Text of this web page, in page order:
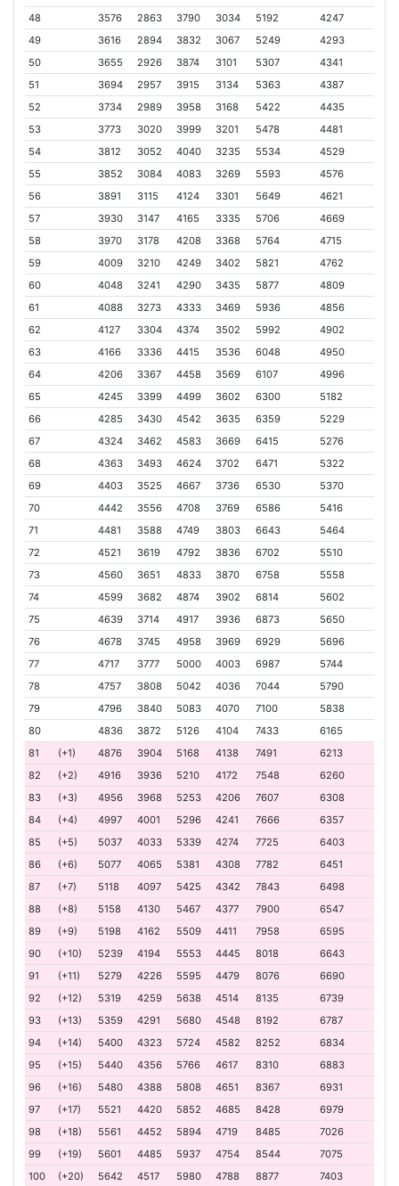
48
3576 2863 3790 3034 5192
4247
49
3616 2894 3832 3067 5249
4293
50
3655 2926 3874 3101 5307
4341
51
3694 2957 3915 3134 5363
4387
52
3734 2989 3958 3168 5422
4435
53
3773 3020 3999 3201 5478
4481
54
3812 3052 4040 3235 5534
4529
55
3852 3084 4083 3269 5593
4576
56
3891 3115 4124 3301 5649
4621
57
3930 3147 4165 3335 5706
4669
58
3970 3178 4208 3368 5764
4715
59
4009 3210 4249 3402 5821
4762
60
4048 3241 4290 3435 5877
4809
61
4088 3273 4333 3469 5936
4856
62
4127 3304 4374 3502 5992
4902
63
4166 3336 4415 3536 6048
4950
64
4206 3367 4458 3569 6107
4996
65
4245 3399 4499 3602 6300
5182
66
4285 3430 4542 3635 6359
5229
67
4324 3462 4583 3669 6415
5276
68
4363 3493 4624 3702 6471
5322
69
4403 3525 4667 3736 6530
5370
70
4442 3556 4708 3769 6586
5416
71
4481 3588 4749 3803 6643
5464
72
4521 3619 4792 3836 6702
5510
73
4560 3651 4833 3870 6758
5558
74
4599 3682 4874 3902 6814
5602
75
4639 3714 4917 3936 6873
5650
76
4678 3745 4958 3969 6929
5696
77
4717 3777 5000 4003 6987
5744
78
4757 3808 5042 4036 7044
5790
79
4796 3840 5083 4070 7100
5838
80
4836 3872 5126 4104 7433
6165
81
(+1) 4876 3904 5168 4138 7491
6213
82
(+2) 4916 3936 5210 4172 7548
6260
83
(+3) 4956 3968 5253 4206 7607
6308
84
(+4) 4997 4001 5296 4241 7666
6357
85
(+5) 5037 4033 5339 4274 7725
6403
86
(+6) 5077 4065 5381 4308 7782
6451
87
(+7) 5118 4097 5425 4342 7843
6498
88
(+8) 5158 4130 5467 4377 7900
6547
89
(+9) 5198 4162 5509 4411 7958
6595
90
(+10) 5239 4194 5553 4445 8018
6643
91
(+11) 5279 4226 5595 4479 8076
6690
92
(+12) 5319 4259 5638 4514 8135
6739
93
(+13) 5359 4291 5680 4548 8192
6787
94
(+14) 5400 4323 5724 4582 8252
6834
95
(+15) 5440 4356 5766 4617 8310
6883
96
(+16) 5480 4388 5808 4651 8367
6931
97
(+17) 5521 4420 5852 4685 8428
6979
98
(+18) 5561 4452 5894 4719 8485
7026
99
(+19) 5601 4485 5937 4754 8544
7075
100
(+20) 5642 4517 5980 4788 8877 7403